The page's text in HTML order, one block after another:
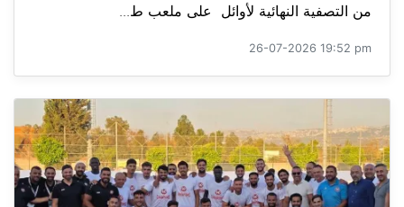
من التصفية النهائية لأوائل على ملعب ط...
26-07-2026 19:52 pm